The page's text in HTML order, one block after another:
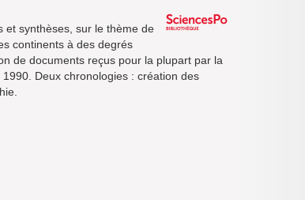
et synthèses, sur le thème de
continents à des degrés
de documents reçus pour la plupart par la
Deux chronologies : création des